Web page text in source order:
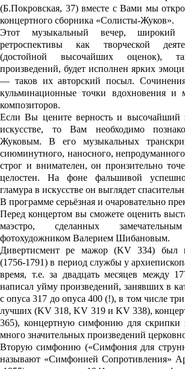
(Б.Покровская, 37) вместе с Вами мы
концертного сборника «Солисты-Жуков».
Этот музыкальный вечер,
ретроспективы как творческой
(достойной высочайших оценок),
произведений, будет исполнен ярких
— таков их авторский посыл.
кульминационные точки вдохновения и
композиторов.
Если Вы цените верность и высочайший
искусстве, то Вам необходимо
Жуковым. В его музыкальных
сиюминутного, наносного,
строг и внимателен, он пронзительно
целостен. На фоне фальшивой
гламура в искусстве он выглядет
В программе серьёзная и очаровательно
Перед концертом вы сможете оценить
маэстро, сделанных
фотохудожником Валерием Шибановым.
Дивертисмент ре мажор (KV 334) был
(1756-1791) в период службы у
время, т.е. за двадцать месяцев между
написал уйму произведений, занявших в
с опуса 317 до опуса 400 (!), в том числе
лучших (KV 318, KV 319 и KV 338),
365), концертную симфонию для скрипки
много значительных произведений
Вторую симфонию («Симфония для
называют «Симфонией Сопротивления»